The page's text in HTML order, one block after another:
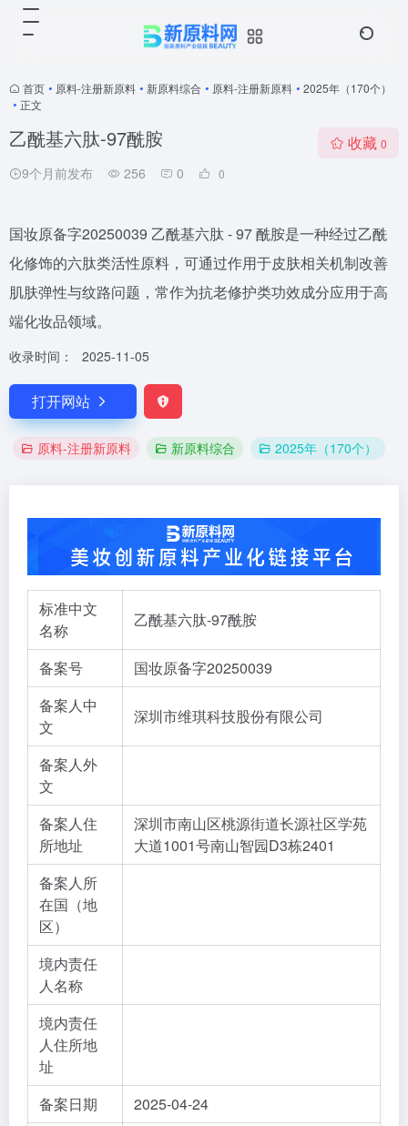
首页 • 原料-注册新原料 • 新原料综合 • 原料-注册新原料 • 2025年（170个）
• 正文
乙酰基六肽-97酰胺
9个月前发布 256 0 0
收藏 0
国妆原备字20250039 乙酰基六肽 - 97 酰胺是一种经过乙酰
化修饰的六肽类活性原料，可通过作用于皮肤相关机制改善
肌肤弹性与纹路问题，常作为抗老修护类功效成分应用于高
端化妆品领域。
收录时间： 2025-11-05
打开网站
原料-注册新原料 新原料综合 2025年（170个）
标准中文
名称
乙酰基六肽-97酰胺
备案号
国妆原备字20250039
备案人中
文
深圳市维琪科技股份有限公司
备案人外
文
备案人住
所地址
深圳市南山区桃源街道长源社区学苑
大道1001号南山智园D3栋2401
备案人所
在国（地
区）
境内责任
人名称
境内责任
人住所地
址
备案日期
2025-04-24